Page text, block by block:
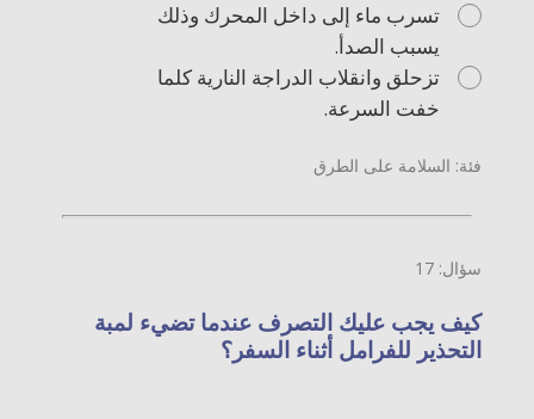
تسرب ماء إلى داخل المحرك وذلك
يسبب الصدأ.
تزحلق وانقلاب الدراجة النارية كلما
خفت السرعة.
فئة: السلامة على الطرق
سؤال: 17
كيف يجب عليك التصرف عندما تضيء لمبة
التحذير للفرامل أثناء السفر؟